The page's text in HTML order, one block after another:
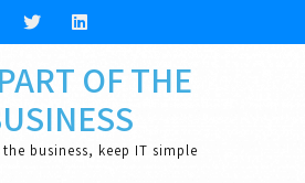
OF THE
business, keep IT simple